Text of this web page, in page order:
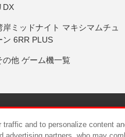
DX
岸ミッドナイト マキシマムチュ
ン 6RR PLUS
の他 ゲーム機一覧
and to personalize content